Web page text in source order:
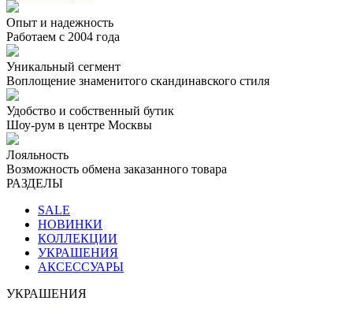
Опыт и надежность
Работаем с 2004 года
Уникальный сегмент
Воплощение знаменитого скандинавского стиля
Удобство и собственный бутик
Шоу-рум в центре Москвы
Лояльность
Возможность обмена заказанного товара
РАЗДЕЛЫ
SALE
НОВИНКИ
КОЛЛЕКЦИИ
УКРАШЕНИЯ
АКСЕССУАРЫ
УКРАШЕНИЯ